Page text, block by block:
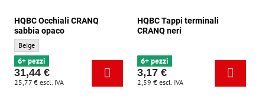
HQBC Occhiali CRANQ
sabbia opaco
HQBC Occhiali CRANQ sabbia opaco - Colore di base:
Beige
6+ pezzi
31,44 €
25,77 € escl. IVA
HQBC Tappi terminali
CRANQ neri
6+ pezzi
3,17 €
2,59 € escl. IVA